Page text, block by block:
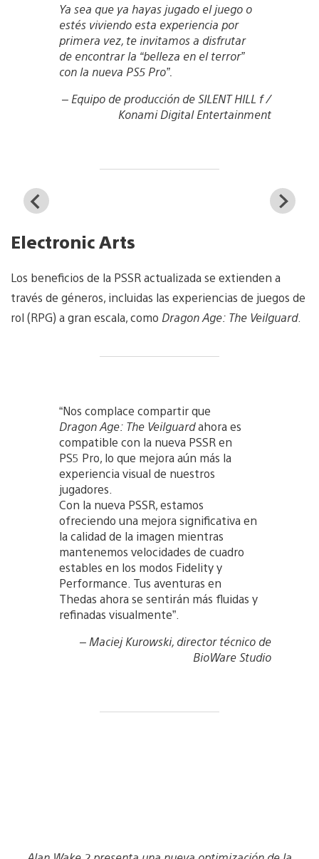
Ya sea que ya hayas jugado el juego o
estés viviendo esta experiencia por
primera vez, te invitamos a disfrutar
de encontrar la “belleza en el terror”
con la nueva PS5 Pro”.
– Equipo de producción de SILENT HILL f /
Konami Digital Entertainment
Electronic Arts
Los beneficios de la PSSR actualizada se extienden a
través de géneros, incluidas las experiencias de juegos de
rol (RPG) a gran escala, como Dragon Age: The Veilguard.
“Nos complace compartir que
Dragon Age: The Veilguardahora es
compatible con la nueva PSSR en
PS5 Pro, lo que mejora aún más la
experiencia visual de nuestros
jugadores.
Con la nueva PSSR, estamos
ofreciendo una mejora significativa en
la calidad de la imagen mientras
mantenemos velocidades de cuadro
estables en los modos Fidelity y
Performance. Tus aventuras en
Thedas ahora se sentirán más fluidas y
refinadas visualmente”.
– Maciej Kurowski, director técnico de
BioWare Studio